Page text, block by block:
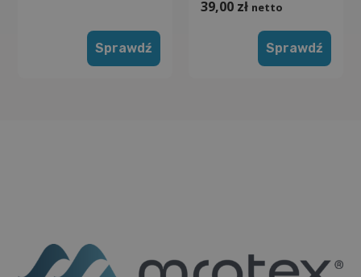
Sprawdź
39,00 zł netto
Sprawdź